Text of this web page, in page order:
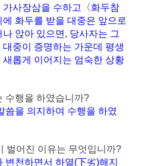
사장삼을 수하고〈화두참
화두를 받을 대중은 앞으로
앉아 있으면, 당사자는 그
중이 증명하는 가운데 평생
롭게 이어지는 엄숙한 상황
수행을 하였습니까?
씀을 의지하여 수행을 하였
벌어진 이유는 무엇입니까?
변천하면서 하열(下劣)해지